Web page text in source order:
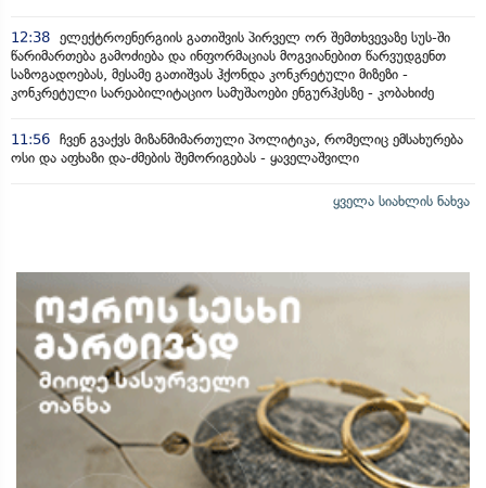
12:38 ელექტროენერგიის გათიშვის პირველ ორ შემთხვევაზე სუს-ში
წარიმართება გამოძიება და ინფორმაციას მოგვიანებით წარვუდგენთ
საზოგადოებას, მესამე გათიშვას ჰქონდა კონკრეტული მიზეზი -
კონკრეტული სარეაბილიტაციო სამუშაოები ენგურჰესზე - კობახიძე
11:56 ჩვენ გვაქვს მიზანმიმართული პოლიტიკა, რომელიც ემსახურება
ოსი და აფხაზი და-ძმების შემორიგებას - ყაველაშვილი
ყველა სიახლის ნახვა